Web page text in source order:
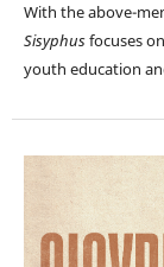
With the above-
Sisyphusfocuses
youth education